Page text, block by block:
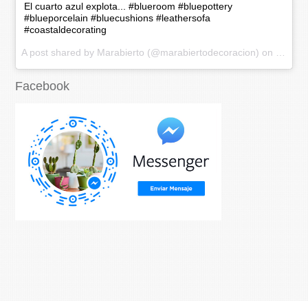
El cuarto azul explota... #blueroom #bluepottery
#blueporcelain #bluecushions #leathersofa
#coastaldecorating
Facebook